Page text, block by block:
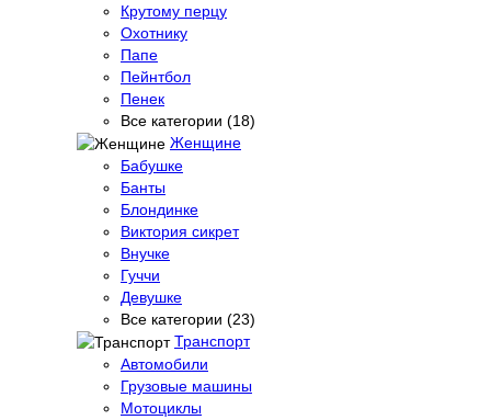
Крутому перцу
Охотнику
Папе
Пейнтбол
Пенек
Все категории (18)
Женщине
Бабушке
Банты
Блондинке
Виктория сикрет
Внучке
Гуччи
Девушке
Все категории (23)
Транспорт
Автомобили
Грузовые машины
Мотоциклы